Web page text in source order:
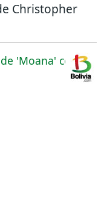
Christopher